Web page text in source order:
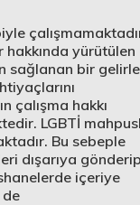
hakkında yürütülen
sağlanan bir
çalışma hakkı
LGBTİ
Bu sebeple
dışarıya gönderip
içeriye
de